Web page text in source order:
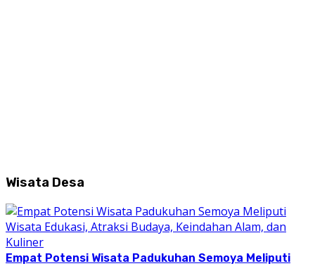
Wisata Desa
Empat Potensi Wisata Padukuhan Semoya Meliputi